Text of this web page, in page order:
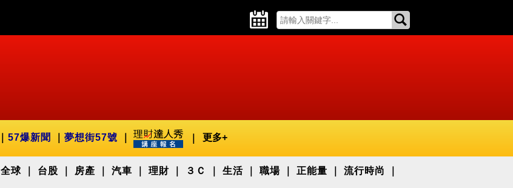
57爆新聞 夢想街57號 更多+
全球 台股 房產 汽車 理財 ３Ｃ 生活 職場 正能量 流行時尚